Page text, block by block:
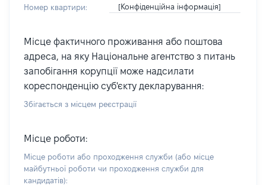
Номер квартири: [Конфіденційна інформація]
Місце фактичного проживання або поштова
адреса, на яку Національне агентство з питань
запобігання корупції може надсилати
кореспонденцію суб'єкту декларування:
Збігається з місцем реєстрації
Місце роботи:
Місце роботи або проходження служби (або місце
майбутньої роботи чи проходження служби для
кандидатів):